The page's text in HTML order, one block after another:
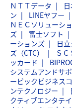
ＮＴＴデータ
ン
LINEヤフー
ＮＥＣソリューシ
ズ
富士ソフト
ーションズ
日
ズ（CTC）
ＳＣ
ッカード
システムアンドサ
ービックビジネス
ンテクノロジー
クティブエンタテ